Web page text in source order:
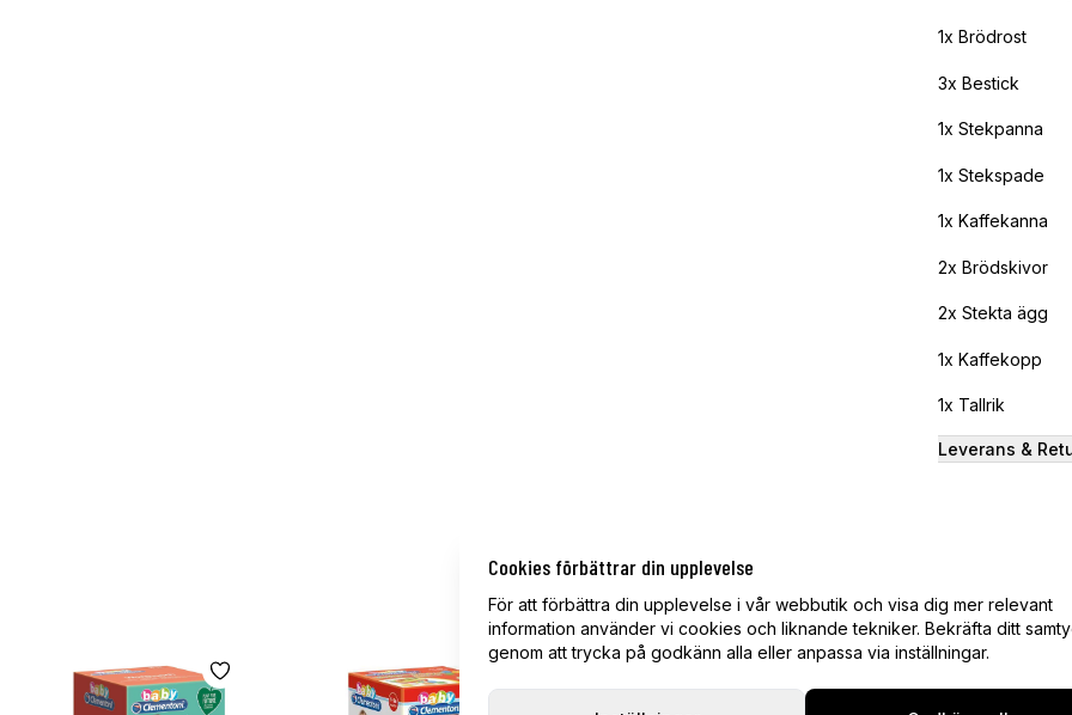
Cookies förbättrar din upplevelse
För att förbättra din upplevelse i vår webbutik och visa dig mer relevant
information använder vi cookies och liknande tekniker. Bekräfta ditt
genom att trycka på godkänn alla eller anpassa via inställningar.
1x Brödrost
3x Bestick
1x Stekpanna
1x Stekspade
1x Kaffekanna
2x Brödskivor
2x Stekta ägg
1x Kaffekopp
1x Tallrik
Leverans &
ANDRA KÖPTE ÄVEN